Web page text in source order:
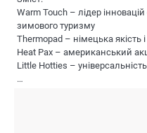
Warm Touch – лідер
зимового туризму
Thermopad – німецька якість
Heat Pax – американський
Little Hotties –
…